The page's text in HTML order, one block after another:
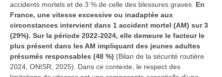
accidents mortels et de 3 % de celle des blessures graves. En
France, une vitesse excessive ou inadaptée aux
circonstances intervient dans 1 accident mortel (AM) sur 3
(29%). Sur la période 2022-2024, elle demeure le facteur le
plus présent dans les AM impliquant des jeunes adultes
présumés responsables (48 %) (Bilan de la sécurité routière
2024, ONISR, 2025). Dans ce contexte, le respect des